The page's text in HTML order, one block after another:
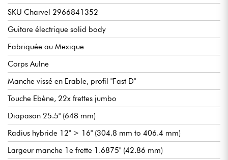
SKU Charvel 2966841352
Guitare électrique solid body
Fabriquée au Mexique
Corps Aulne
Manche vissé en Erable, profil "Fast D"
Touche Ebène, 22x frettes jumbo
Diapason 25.5" (648 mm)
Radius hybride 12" > 16" (304.8 mm to 406.4 mm)
Largeur manche 1e frette 1.6875" (42.86 mm)